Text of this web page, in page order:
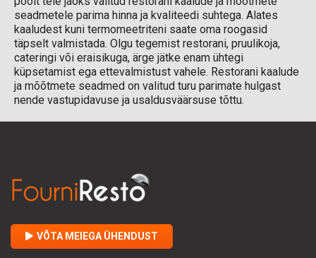
seadmetele parima hinna ja kvaliteedi suhtega. Alates
kaaludest kuni termomeetriteni saate oma roogasid
täpselt valmistada. Olgu tegemist restorani, pruulikoja,
cateringi või eraisikuga, ärge jätke enam ühtegi
küpsetamist ega ettevalmistust vahele. Restorani kaalude
ja mõõtmete seadmed on valitud turu parimate hulgast
nende vastupidavuse ja usaldusväärsuse tõttu.
VÕTA MEIEGA ÜHENDUST